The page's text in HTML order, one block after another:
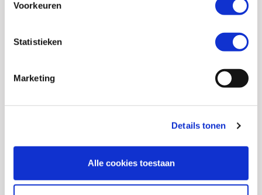
Voorkeuren
Statistieken
Marketing
Details tonen
Alle cookies toestaan
Olie- en
zool
Titel
SKU
105400
Leveranciersnummer